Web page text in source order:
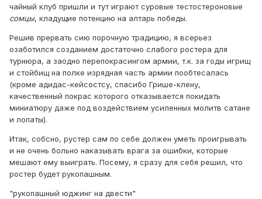
чайный клуб пришли и тут играют суровые тестостероновые
сомцы, кладущие потенцию на алтарь победы.
Решив прервать сию порочную традицию, я всерьез
озаботился созданием достаточно слабого ростера для
турнюра, а заодно перепокрасингом армии, т.к. за годы игрищ
и стойбищ на полке изрядная часть армии пообтесалась
(кроме адидас-кейсостсу, спасибо Грише-клену,
качественный покрас которого отказывается покидать
миниатюру даже под воздействием усиленных молитв сатане
и лопаты).
Итак, собсно, рустер сам по себе должен уметь проигрывать
и не очень больно наказывать врага за ошибки, которые
мешают ему выиграть. Посему, я сразу для себя решил, что
ростер будет рукопашным.
"рукопашный юджинг на двести"